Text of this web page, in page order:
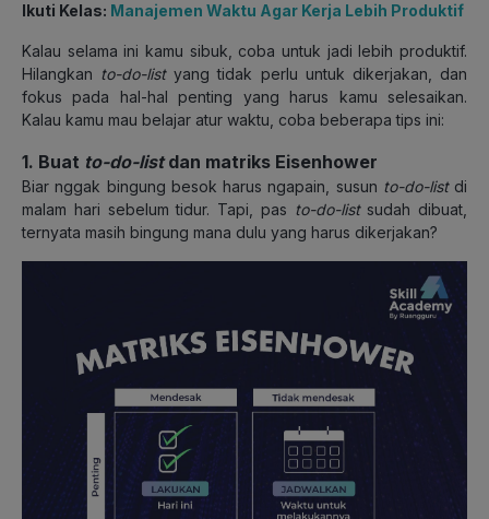
Ikuti Kelas: Manajemen Waktu Agar Kerja Lebih Produktif
Kalau selama ini kamu sibuk, coba untuk jadi lebih produktif.
Hilangkan to-do-listyang tidak perlu untuk dikerjakan, dan
fokus pada hal-hal penting yang harus kamu selesaikan.
Kalau kamu mau belajar atur waktu, coba beberapa tips ini:
1. Buat to-do-listdan matriks Eisenhower
Biar nggak bingung besok harus ngapain, susun to-do-listdi
malam hari sebelum tidur. Tapi, pas to-do-listsudah dibuat,
ternyata masih bingung mana dulu yang harus dikerjakan?